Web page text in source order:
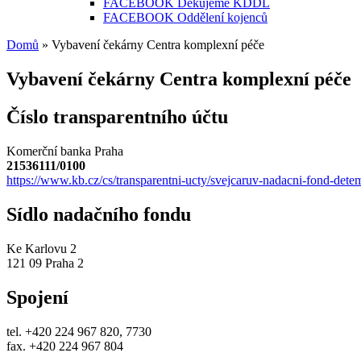
FACEBOOK Děkujeme KDDL
FACEBOOK Oddělení kojenců
Domů » Vybavení čekárny Centra komplexní péče
Vybavení čekárny Centra komplexní péče
Číslo transparentního účtu
Komerční banka Praha
21536111/0100
https://www.kb.cz/cs/transparentni-ucty/svejcaruv-nadacni-fond-
Sídlo nadačního fondu
Ke Karlovu 2
121 09 Praha 2
Spojení
tel. +420 224 967 820, 7730
fax. +420 224 967 804